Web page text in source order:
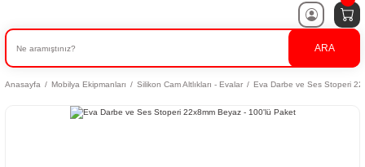
ARA
Anasayfa Mobilya Ekipmanları Silikon Cam Altlıkları - Evalar Eva Darbe ve Ses Stoperi